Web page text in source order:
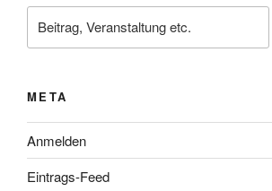
META
Anmelden
Eintrags-Feed